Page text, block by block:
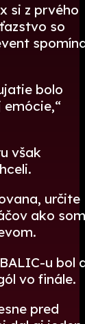
si z prvého
so
bolo
emócie,“
však
určite
ako som
u bol
vo finále.
pred